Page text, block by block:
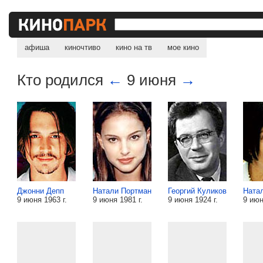
афиша киночтиво кино на тв мое кино
Кто родился ← 9 июня →
Джонни Депп
9 июня 1963 г.
Натали Портман
9 июня 1981 г.
Георгий Куликов
9 июня 1924 г.
9